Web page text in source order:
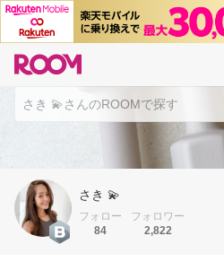
さき 💫
フォロー
84
フォロワー
2,822